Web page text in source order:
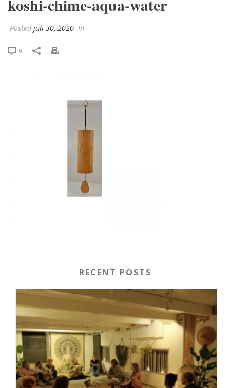
Posted juli 30, 2020 In
0
RECENT POSTS